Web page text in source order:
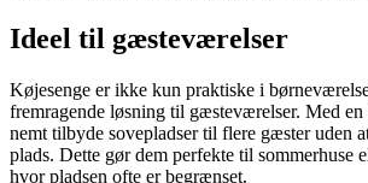
Ideel til gæsteværelser
Køjesenge er ikke kun praktiske i
fremragende løsning til gæsteværelser. Med en
nemt tilbyde sovepladser til flere gæster uden
plads. Dette gør dem perfekte til sommerhuse
hvor pladsen ofte er begrænset.